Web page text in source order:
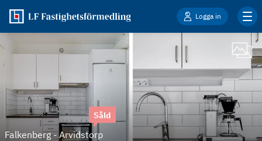
Logga in
Falkenberg-Arvidstorp
Såld